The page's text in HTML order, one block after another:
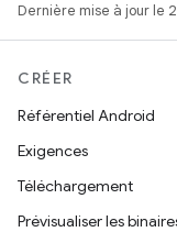
Dernière mise à jour le
CRÉER
Référentiel Android
Exigences
Téléchargement
Prévisualiser les